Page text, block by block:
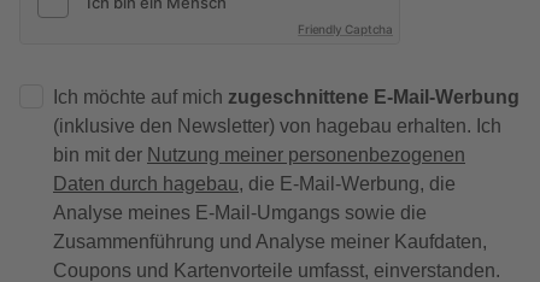
Friendly Captcha
Ich möchte auf mich zugeschnittene E-Mail-Werbung
(inklusive den Newsletter) von hagebau erhalten. Ich
bin mit der Nutzung meiner personenbezogenen
Daten durch hagebau, die E-Mail-Werbung, die
Analyse meines E-Mail-Umgangs sowie die
Zusammenführung und Analyse meiner Kaufdaten,
Coupons und Kartenvorteile umfasst, einverstanden.